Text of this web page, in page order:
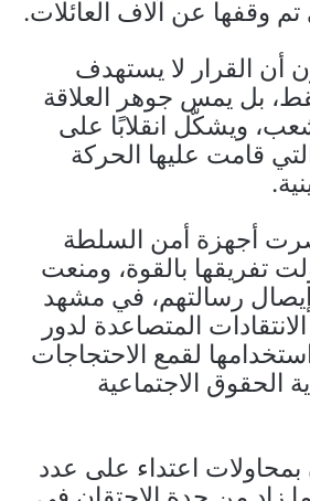
وقفها عن آلاف العائلات.
أن القرار لا يستهدف
بل يمس جوهر العلاقة
ويشكّل انقلابًا على
قامت عليها الحركة
أجهزة أمن السلطة
تفريقها بالقوة، ومنعت
رسالتهم، في مشهد
المتصاعدة لدور
لقمع الاحتجاجات
الحقوق الاجتماعية
اعتداء على عدد